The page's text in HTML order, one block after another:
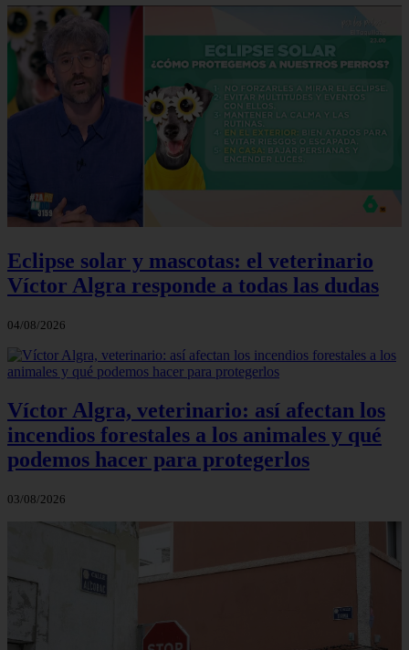
Eclipse solar y mascotas: el veterinario
Víctor Algra responde a todas las dudas
04/08/2026
Víctor Algra, veterinario: así afectan los
incendios forestales a los animales y qué
podemos hacer para protegerlos
03/08/2026